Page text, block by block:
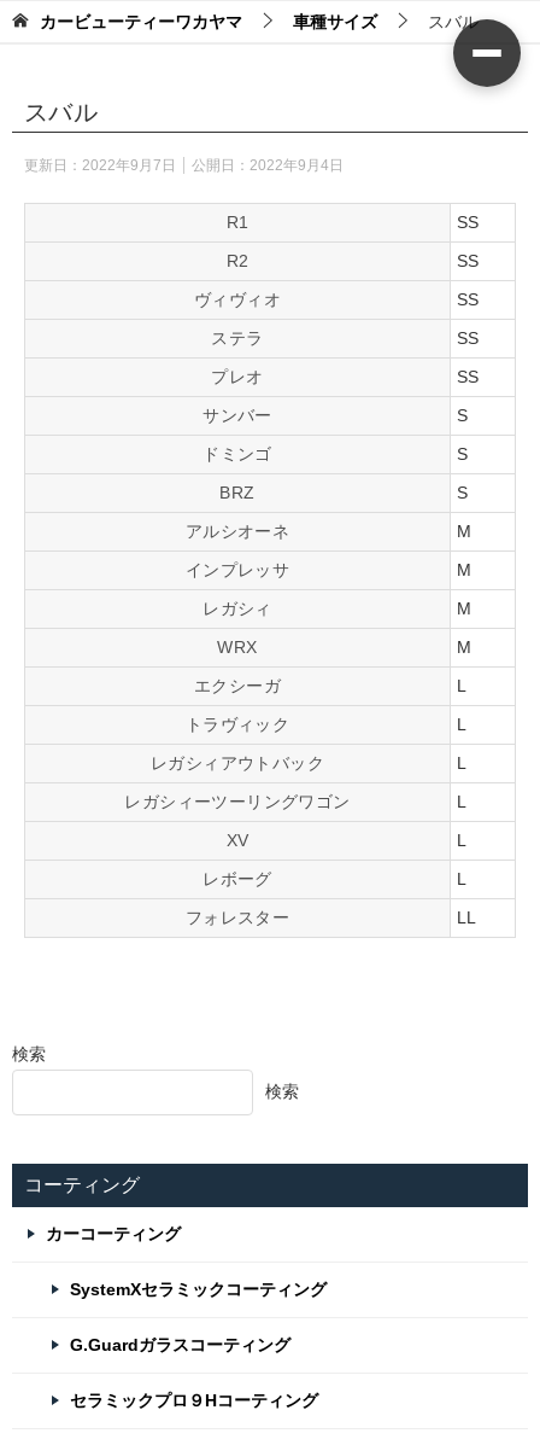
カービューティーワカヤマ 車種サイズ スバル
スバル
更新日： 2022年9月7日 公開日： 2022年9月4日
R1
SS
R2
SS
ヴィヴィオ
SS
ステラ
SS
プレオ
SS
サンバー
S
ドミンゴ
S
BRZ
S
アルシオーネ
M
インプレッサ
M
レガシィ
M
WRX
M
エクシーガ
L
トラヴィック
L
レガシィアウトバック
L
レガシィーツーリングワゴン
L
XV
L
レボーグ
L
フォレスター
LL
検索
検索
コーティング
カーコーティング
SystemXセラミックコーティング
G.Guardガラスコーティング
セラミックプロ９Hコーティング